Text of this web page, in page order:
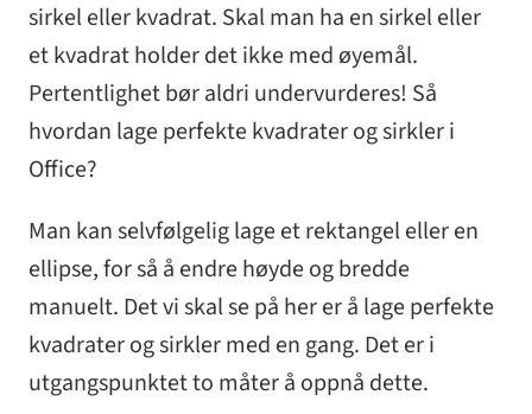
sirkel eller kvadrat. Skal man ha en sirkel eller
et kvadrat holder det ikke med øyemål.
Pertentlighet bør aldri undervurderes! Så
hvordan lage perfekte kvadrater og sirkler i
Office?
Man kan selvfølgelig lage et rektangel eller en
ellipse, for så å endre høyde og bredde
manuelt. Det vi skal se på her er å lage perfekte
kvadrater og sirkler med en gang. Det er i
utgangspunktet to måter å oppnå dette.